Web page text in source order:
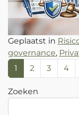
Geplaatst in
governance,
Berichten
1 2 3 4
Zoeken